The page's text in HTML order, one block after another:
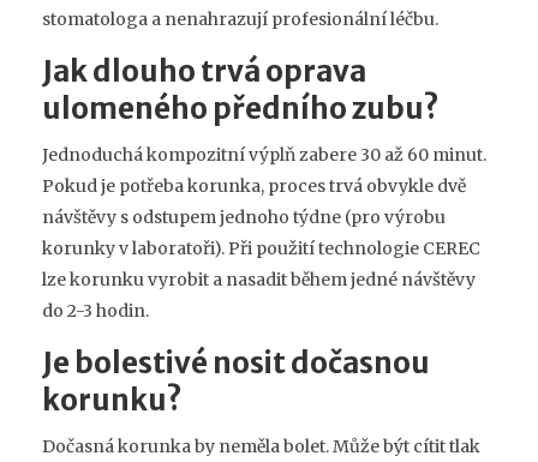
stomatologa a nenahrazují profesionální léčbu.
Jak dlouho trvá oprava
ulomeného předního zubu?
Jednoduchá kompozitní výplň zabere 30 až 60 minut.
Pokud je potřeba korunka, proces trvá obvykle dvě
návštěvy s odstupem jednoho týdne (pro výrobu
korunky v laboratoři). Při použití technologie CEREC
lze korunku vyrobit a nasadit během jedné návštěvy
do 2-3 hodin.
Je bolestivé nosit dočasnou
korunku?
Dočasná korunka by neměla bolet. Může být cítit tlak